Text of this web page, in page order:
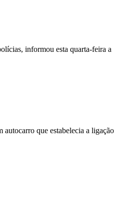
informou esta quarta-feira a
autocarro que estabelecia a ligação